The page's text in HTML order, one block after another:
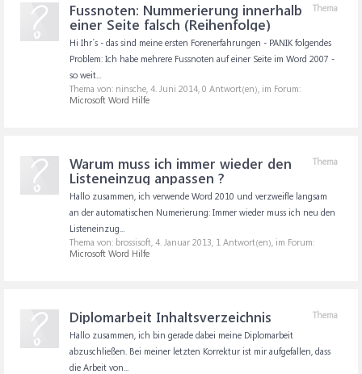
Thema
Fussnoten: Nummerierung innerhalb
einer Seite falsch (Reihenfolge)
Hi Ihr´s - das sind meine ersten Forenerfahrungen - PANIK folgendes
Problem: Ich habe mehrere Fussnoten auf einer Seite im Word 2007 -
so weit...
Thema von: ninsche, 4. Juni 2014, 0 Antwort(en), im Forum:
Microsoft Word Hilfe
Thema
Warum muss ich immer wieder den
Listeneinzug anpassen ?
Hallo zusammen, ich verwende Word 2010 und verzweifle langsam
an der automatischen Numerierung: Immer wieder muss ich neu den
Listeneinzug...
Thema von: brossisoft, 4. Januar 2013, 1 Antwort(en), im Forum:
Microsoft Word Hilfe
Thema
Diplomarbeit Inhaltsverzeichnis
Hallo zusammen, ich bin gerade dabei meine Diplomarbeit
abzuschließen. Bei meiner letzten Korrektur ist mir aufgefallen, dass
die Arbeit von...